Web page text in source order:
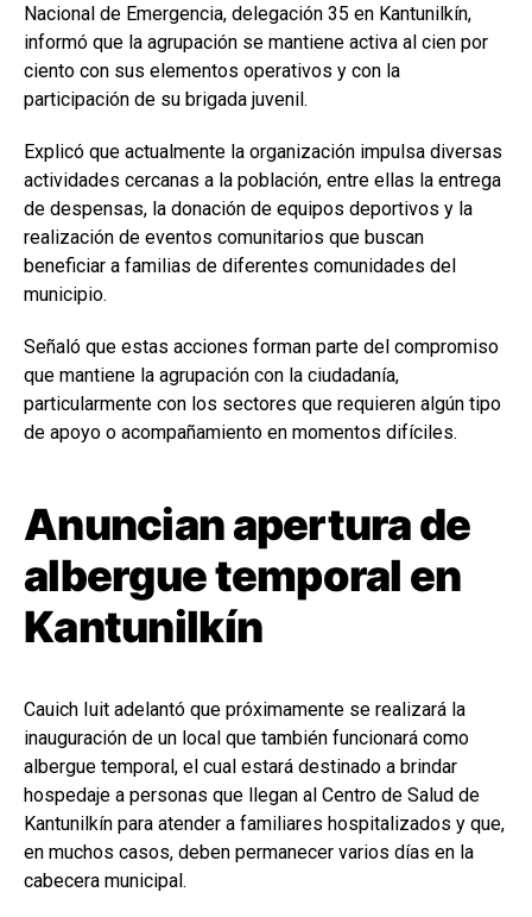
Nacional de Emergencia, delegación 35 en Kantunilkín,
informó que la agrupación se mantiene activa al cien por
ciento con sus elementos operativos y con la
participación de su brigada juvenil.
Explicó que actualmente la organización impulsa diversas
actividades cercanas a la población, entre ellas la entrega
de despensas, la donación de equipos deportivos y la
realización de eventos comunitarios que buscan
beneficiar a familias de diferentes comunidades del
municipio.
Señaló que estas acciones forman parte del compromiso
que mantiene la agrupación con la ciudadanía,
particularmente con los sectores que requieren algún tipo
de apoyo o acompañamiento en momentos difíciles.
Anuncian apertura de
albergue temporal en
Kantunilkín
Cauich Iuit adelantó que próximamente se realizará la
inauguración de un local que también funcionará como
albergue temporal, el cual estará destinado a brindar
hospedaje a personas que llegan al Centro de Salud de
Kantunilkín para atender a familiares hospitalizados y que,
en muchos casos, deben permanecer varios días en la
cabecera municipal.